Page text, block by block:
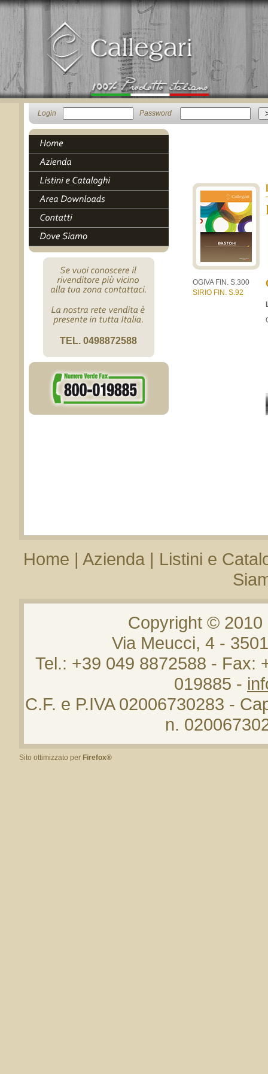
Login Password
TEL. 0498872588
OGIVA FIN. S.300
SIRIO FIN. S.92
Home | Azienda | Listini e
Copyright © 2010
Via Meucci, 4 -
Tel.: +39 049 8872588 - Fax:
019885 -
C.F. e P.IVA 02006730283 -
n.
Sito ottimizzato per Firefox®